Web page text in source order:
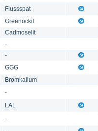
Flussspat
Greenockit
Cadmoselit
-
-
GGG
Bromkalium
-
LAL
-